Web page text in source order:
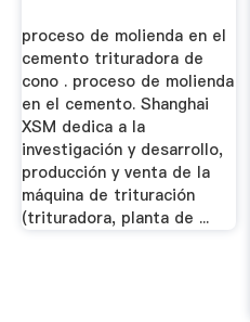
proceso de molienda en el
cemento trituradora de
cono . proceso de molienda
en el cemento. Shanghai
XSM dedica a la
investigación y desarrollo,
producción y venta de la
máquina de trituración
(trituradora, planta de ...